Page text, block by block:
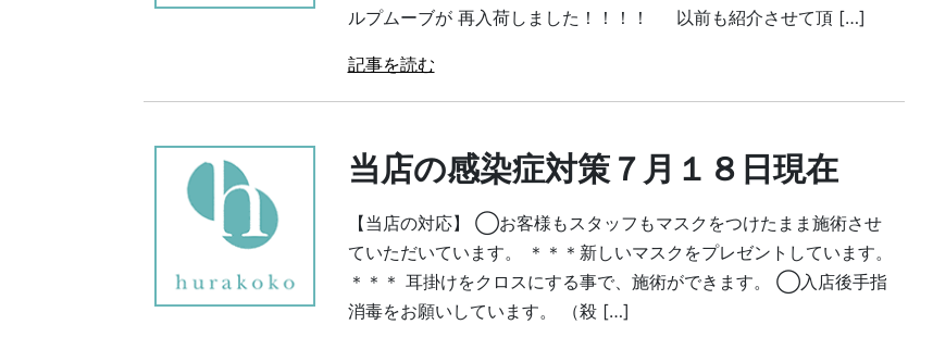
ルプムーブが 再入荷しました！！！！ 以前も紹介させて頂 […]
記事を読む
当店の感染症対策７月１８日現在
【当店の対応】 ◯お客様もスタッフもマスクをつけたまま施術させ
ていただいています。 ＊＊＊新しいマスクをプレゼントしています。
＊＊＊ 耳掛けをクロスにする事で、施術ができます。 ◯入店後手指
消毒をお願いしています。 （殺 […]